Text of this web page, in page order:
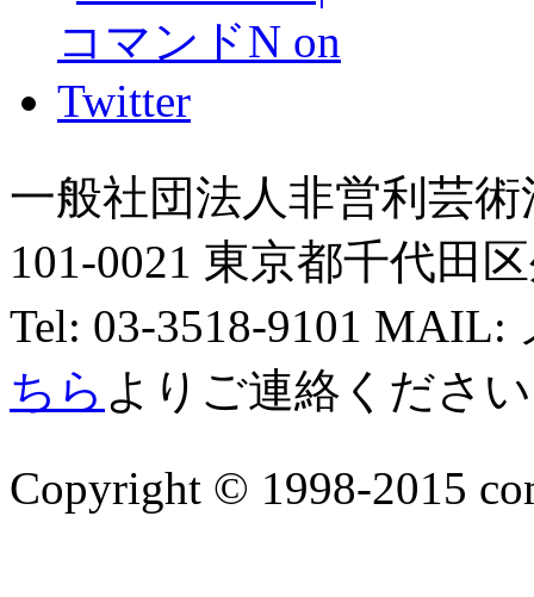
一般社団法人非営利芸
101-0021 東京都千代田
Tel: 03-3518-9101
ちら よりご連絡くださ
Copyright © 1998-2015